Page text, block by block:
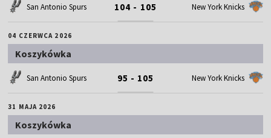
San Antonio Spurs 104 - 105 New York Knicks
04 CZERWCA 2026
Koszykówka
San Antonio Spurs 95 - 105 New York Knicks
31 MAJA 2026
Koszykówka